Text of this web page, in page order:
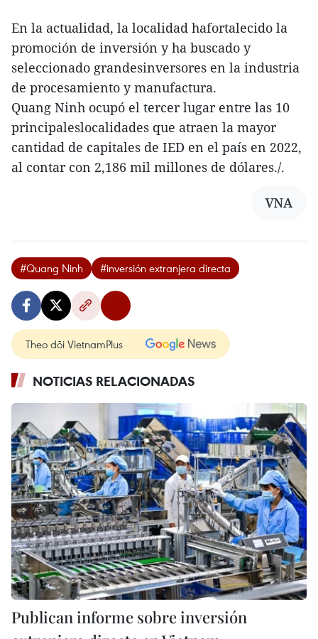
En la actualidad, la localidad hafortalecido la
promoción de inversión y ha buscado y
seleccionado grandesinversores en la industria
de procesamiento y manufactura.
Quang Ninh ocupó el tercer lugar entre las 10
principaleslocalidades que atraen la mayor
cantidad de capitales de IED en el país en 2022,
al contar con 2,186 mil millones de dólares./.
VNA
#Quang Ninh #inversión extranjera directa
Theo dõi VietnamPlus
NOTICIAS RELACIONADAS
Publican informe sobre inversión